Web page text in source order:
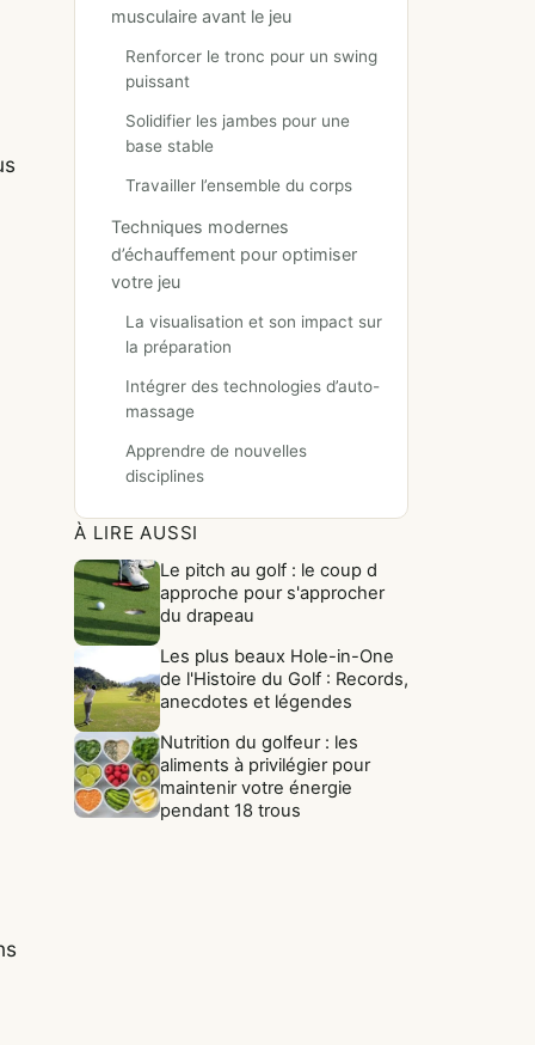
musculaire avant le jeu
Renforcer le tronc pour un swing
puissant
Solidifier les jambes pour une
base stable
Travailler l’ensemble du corps
Techniques modernes
d’échauffement pour optimiser
votre jeu
La visualisation et son impact sur
la préparation
Intégrer des technologies d’auto-
massage
Apprendre de nouvelles
disciplines
À LIRE AUSSI
Le pitch au golf : le coup d
approche pour s'approcher
du drapeau
Les plus beaux Hole-in-One
de l'Histoire du Golf : Records,
anecdotes et légendes
Nutrition du golfeur : les
aliments à privilégier pour
maintenir votre énergie
pendant 18 trous